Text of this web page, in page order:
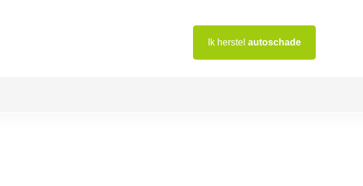
Ik herstel autoschade